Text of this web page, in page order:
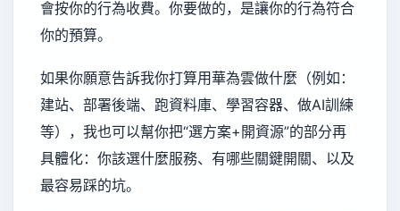
會按你的行為收費。你要做的，是讓你的行為符合
你的預算。
如果你願意告訴我你打算用華為雲做什麼（例如：
建站、部署後端、跑資料庫、學習容器、做AI訓練
等），我也可以幫你把“選方案+開資源”的部分再
具體化：你該選什麼服務、有哪些關鍵開關、以及
最容易踩的坑。